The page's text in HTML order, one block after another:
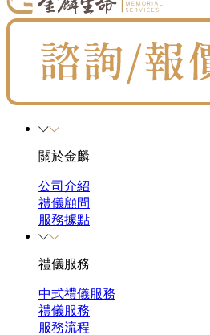
關於金麟
公司介紹
禮儀顧問
服務據點
禮儀服務
中式禮儀服務
禮儀服務
服務流程